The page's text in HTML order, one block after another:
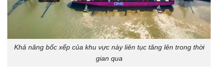
Khả năng bốc xếp của khu vực này liên tục tăng lên trong thời
gian qua